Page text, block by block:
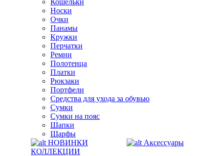
Кошельки
Носки
Очки
Панамы
Кружки
Перчатки
Ремни
Полотенца
Платки
Рюкзаки
Портфели
Средства для ухода за обувью
Сумки
Сумки на пояс
Шапки
Шарфы
НОВИНКИ
КОЛЛЕКЦИИ
Аксессуары